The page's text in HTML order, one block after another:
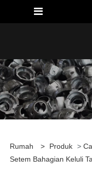
Rumah > Produk >
Setem Bahagian Keluli